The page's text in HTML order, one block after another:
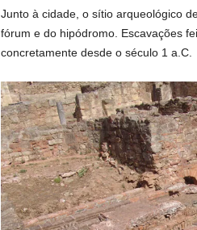
Junto à cidade, o sítio arqueológico
fórum e do hipódromo. Escavações
concretamente desde o século 1 a.C.